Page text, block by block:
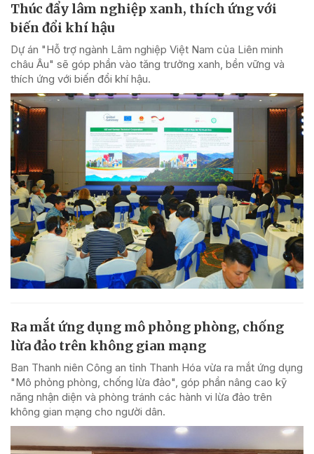
Thúc đẩy lâm nghiệp xanh, thích ứng với
biến đổi khí hậu
Dự án "Hỗ trợ ngành Lâm nghiệp Việt Nam của Liên minh
châu Âu" sẽ góp phần vào tăng trưởng xanh, bền vững và
thích ứng với biến đổi khí hậu.
Ra mắt ứng dụng mô phỏng phòng, chống
lừa đảo trên không gian mạng
Ban Thanh niên Công an tỉnh Thanh Hóa vừa ra mắt ứng dụng
"Mô phỏng phòng, chống lừa đảo", góp phần nâng cao kỹ
năng nhận diện và phòng tránh các hành vi lừa đảo trên
không gian mạng cho người dân.